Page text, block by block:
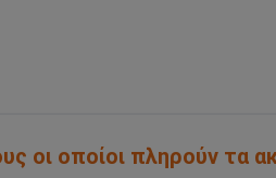
οι οποίοι πληρούν τα